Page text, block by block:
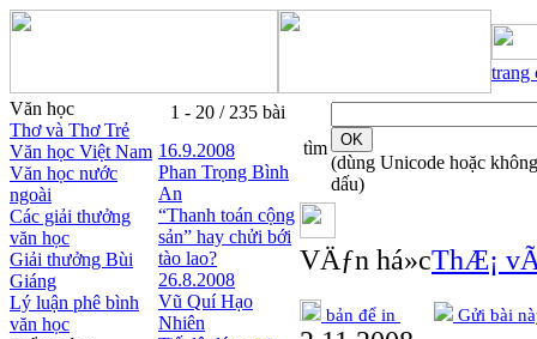
trang
Văn học
Thơ và Thơ Trẻ
Văn học Việt Nam
Văn học nước
ngoài
Các giải thưởng
văn học
Giải thưởng Bùi
Giáng
Lý luận phê bình
văn học
1 - 20 / 235 bài
16.9.2008
Phan Trọng Bình
An
“Thanh toán cộng
sản” hay chửi bới
tào lao?
26.8.2008
Vũ Quí Hạo
Nhiên
tìm
(dùng Unicode hoặc không
dấu)
VÄƒn há»cThÆ¡
bản để in Gửi bài